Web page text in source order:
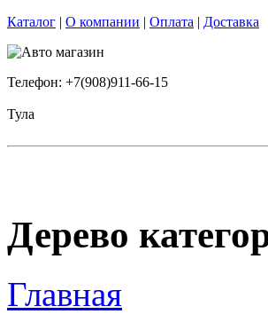
Каталог | О компании | Оплата | Доставка
Телефон: +7(908)911-66-15
Тула
Дерево
Главная